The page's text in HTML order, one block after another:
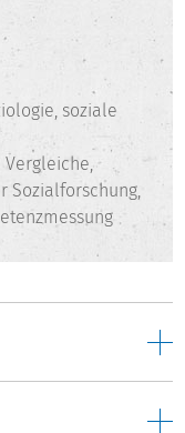
mitgewirkt.
soziale
Sozialforschung,